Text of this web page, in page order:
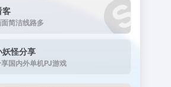
客
简洁线路多
妖怪分享
国内外单机PJ游戏